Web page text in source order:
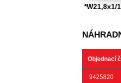
*W21,8x1/
Objednací
9425820